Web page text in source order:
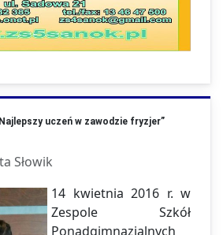
uczeń w zawodzie fryzjer”
Słowik
14 kwietnia 2016 r. w
Zespole Szkół
Ponadgimnazjalnych